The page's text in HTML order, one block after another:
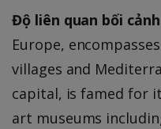
Độ liên quan bối
Europe,
villages and
capital, is famed for
art museums